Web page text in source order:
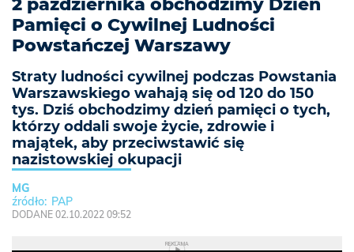
Pamięci o Cywilnej Ludności
Powstańczej Warszawy
Straty ludności cywilnej podczas Powstania
Warszawskiego wahają się od 120 do 150
tys. Dziś obchodzimy dzień pamięci o tych,
którzy oddali swoje życie, zdrowie i
majątek, aby przeciwstawić się
nazistowskiej okupacji
MG
PAP
DODANE 02.10.2022 09:52
REKLAMA